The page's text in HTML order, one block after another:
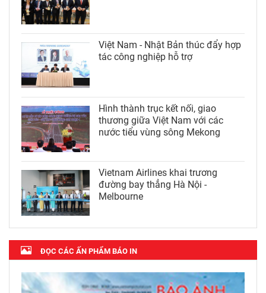
Việt Nam - Nhật Bản thúc đẩy hợp
tác công nghiệp hỗ trợ
Hình thành trục kết nối, giao
thương giữa Việt Nam với các
nước tiểu vùng sông Mekong
Vietnam Airlines khai trương
đường bay thẳng Hà Nội -
Melbourne
ĐỌC CÁC ẤN PHẨM BÁO IN